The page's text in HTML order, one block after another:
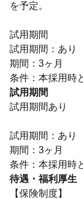
を予定。
試用期間
試用期間：あり
期間：3ヶ月
条件：本採用時
試用期間
試用期間あり
試用期間：あり
期間：3ヶ月
条件：本採用時
待遇・福利厚生
【保険制度】